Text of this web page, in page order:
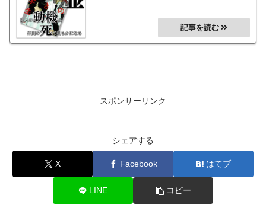
スポンサーリンク
シェアする
X Facebook はてブ
LINE コピー